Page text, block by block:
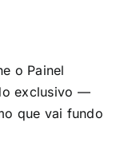
o Painel
exclusivo —
que vai fundo